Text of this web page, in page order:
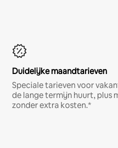
Duidelijke maandtarieven
Speciale tarieven voor
de lange termijn huurt, plus
zonder extra kosten.*